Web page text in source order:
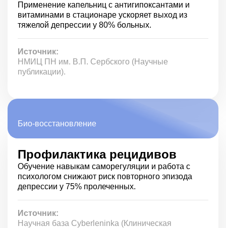
Применение капельниц с антигипоксантами и
витаминами в стационаре ускоряет выход из
тяжелой депрессии у 80% больных.
Источник:
НМИЦ ПН им. В.П. Сербского (Научные
публикации).
Био-восстановление
Профилактика рецидивов
Обучение навыкам саморегуляции и работа с
психологом снижают риск повторного эпизода
депрессии у 75% пролеченных.
Источник:
Научная база Cyberleninka (Клиническая